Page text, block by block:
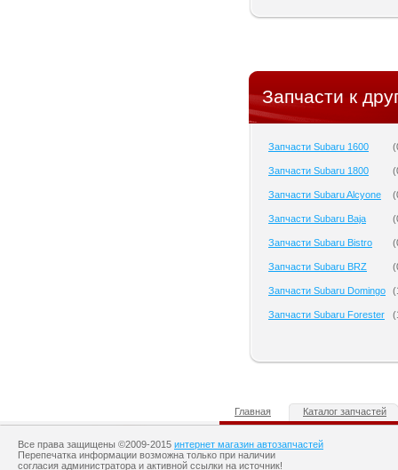
Запчасти к
Запчасти Subaru 1600 (
Запчасти Subaru 1800 (
Запчасти Subaru Alcyone (
Запчасти Subaru Baja (
Запчасти Subaru Bistro (
Запчасти Subaru BRZ (
Запчасти Subaru Domingo (
Запчасти Subaru Forester (
Главная Каталог запчастей
Все права защищены ©2009-2015 интернет магазин автозапчастей
Перепечатка информации возможна только при наличии
согласия администратора и активной ссылки на источник!